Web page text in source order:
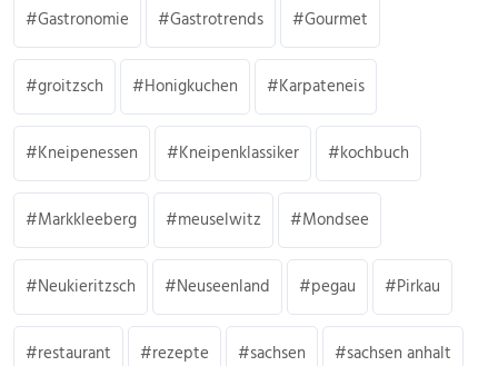
Gastronomie Gastrotrends Gourmet
groitzsch Honigkuchen Karpateneis
Kneipenessen Kneipenklassiker kochbuch
Markkleeberg meuselwitz Mondsee
Neukieritzsch Neuseenland pegau Pirkau
restaurant rezepte sachsen sachsen anhalt